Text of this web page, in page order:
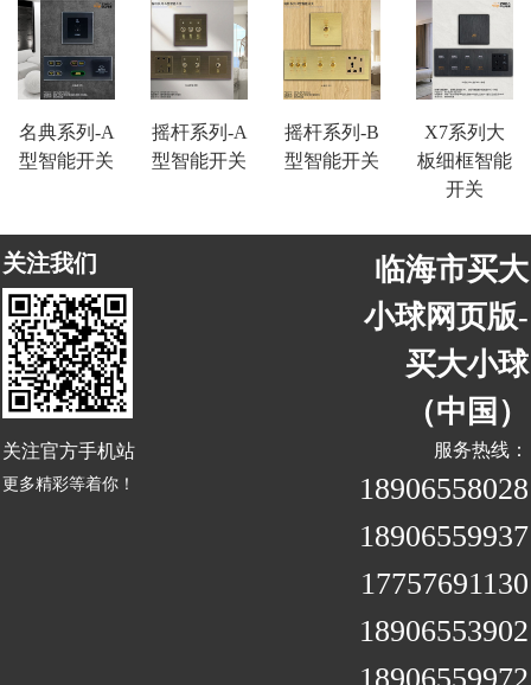
名典系列-A
型智能开关
摇杆系列-A
型智能开关
摇杆系列-B
型智能开关
X7系列大
板细框智能
开关
关注我们
关注官方手机站
更多精彩等着你！
临海市买大
小球网页版-
买大小球
（中国）
服务热线：
18906558028
18906559937
17757691130
18906553902